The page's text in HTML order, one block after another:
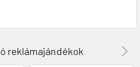
reklámajándékok